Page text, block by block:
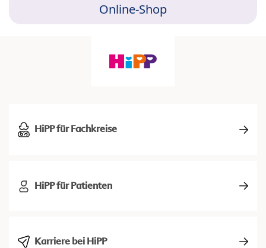
Online-Shop
HiPP für Fachkreise
HiPP für Patienten
Karriere bei HiPP